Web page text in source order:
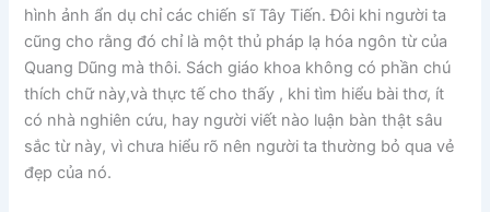
hình ảnh ẩn dụ chỉ các chiến sĩ Tây Tiến. Đôi khi người ta
cũng cho rằng đó chỉ là một thủ pháp lạ hóa ngôn từ của
Quang Dũng mà thôi. Sách giáo khoa không có phần chú
thích chữ này,và thực tế cho thấy , khi tìm hiểu bài thơ, ít
có nhà nghiên cứu, hay người viết nào luận bàn thật sâu
sắc từ này, vì chưa hiểu rõ nên người ta thường bỏ qua vẻ
đẹp của nó.